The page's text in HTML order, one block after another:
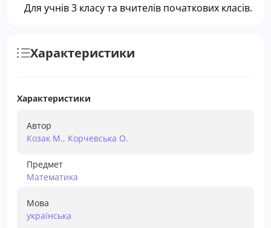
Для учнів 3 класу та вчителів початкових класів.
Характеристики
Характеристики
Автор
Козак М., Корчевська О.
Предмет
Математика
Мова
українська